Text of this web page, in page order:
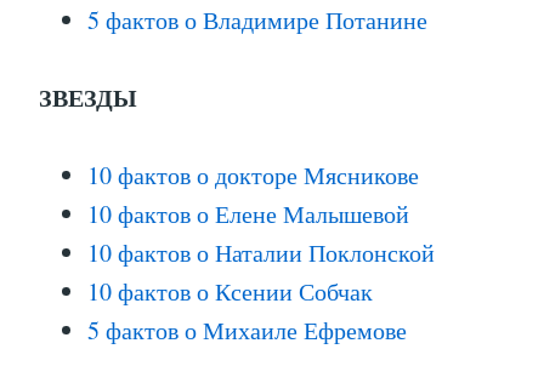
5 фактов о Владимире Потанине
ЗВЕЗДЫ
10 фактов о докторе Мясникове
10 фактов о Елене Малышевой
10 фактов о Наталии Поклонской
10 фактов о Ксении Собчак
5 фактов о Михаиле Ефремове